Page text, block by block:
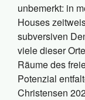
unbemerkt: in
Houses
subversiven
viele dieser
Räume des
Potenzial
Christensen